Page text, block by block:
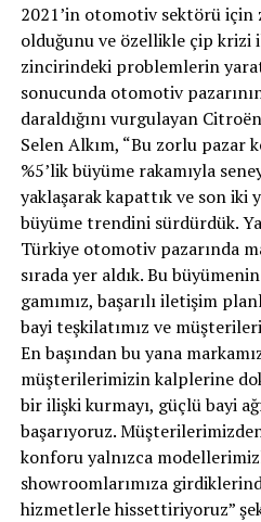
2021’in otomotiv sektörü için
olduğunu ve özellikle çip
zincirindeki problemlerin
sonucunda otomotiv
daraldığını vurgulayan
Selen Alkım, “Bu zorlu pazar
%5’lik büyüme rakamıyla
yaklaşarak kapattık ve son iki
büyüme trendini sürdürdük.
Türkiye otomotiv pazarında
sırada yer aldık. Bu
gamımız, başarılı iletişim
bayi teşkilatımız ve
En başından bu yana
müşterilerimizin kalplerine
bir ilişki kurmayı, güçlü bayi
başarıyoruz.
konforu yalnızca
showroomlarımıza
hizmetlerle hissettiriyoruz”